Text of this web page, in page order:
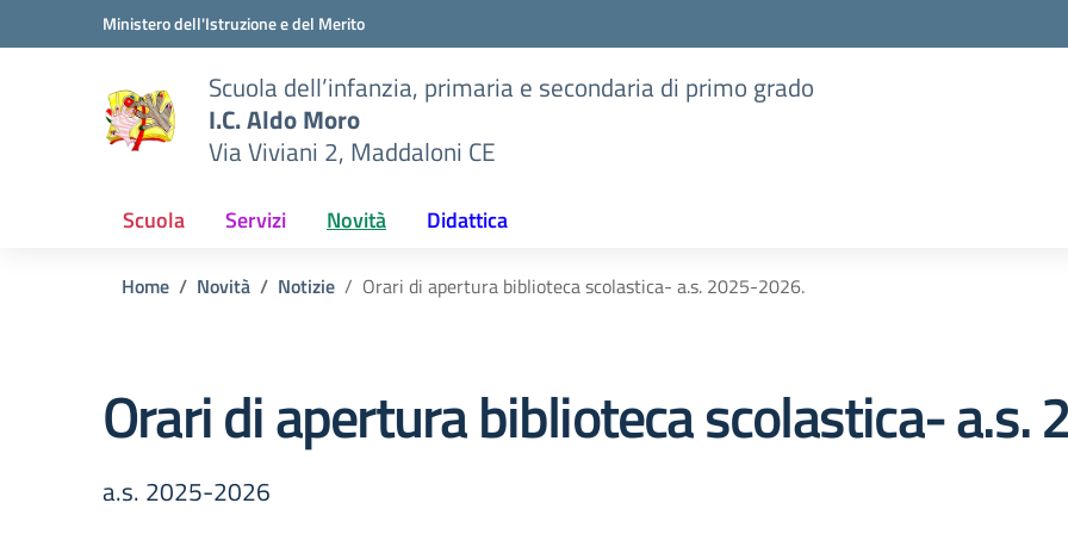
Vai ai contenuti
Vai al menu di navigazioneMinistero dell'Istruzione e del Merito
Scuola dell’infanzia, primaria e secondaria di primo grado
I.C. Aldo Moro
Via Viviani 2, Maddaloni CE
Scuola Servizi Novità Didattica
Home Novità Notizie Orari di apertura biblioteca scolastica- a.s. 2025-2026.
Orari di apertura biblioteca scolastica- a.s.
a.s. 2025-2026